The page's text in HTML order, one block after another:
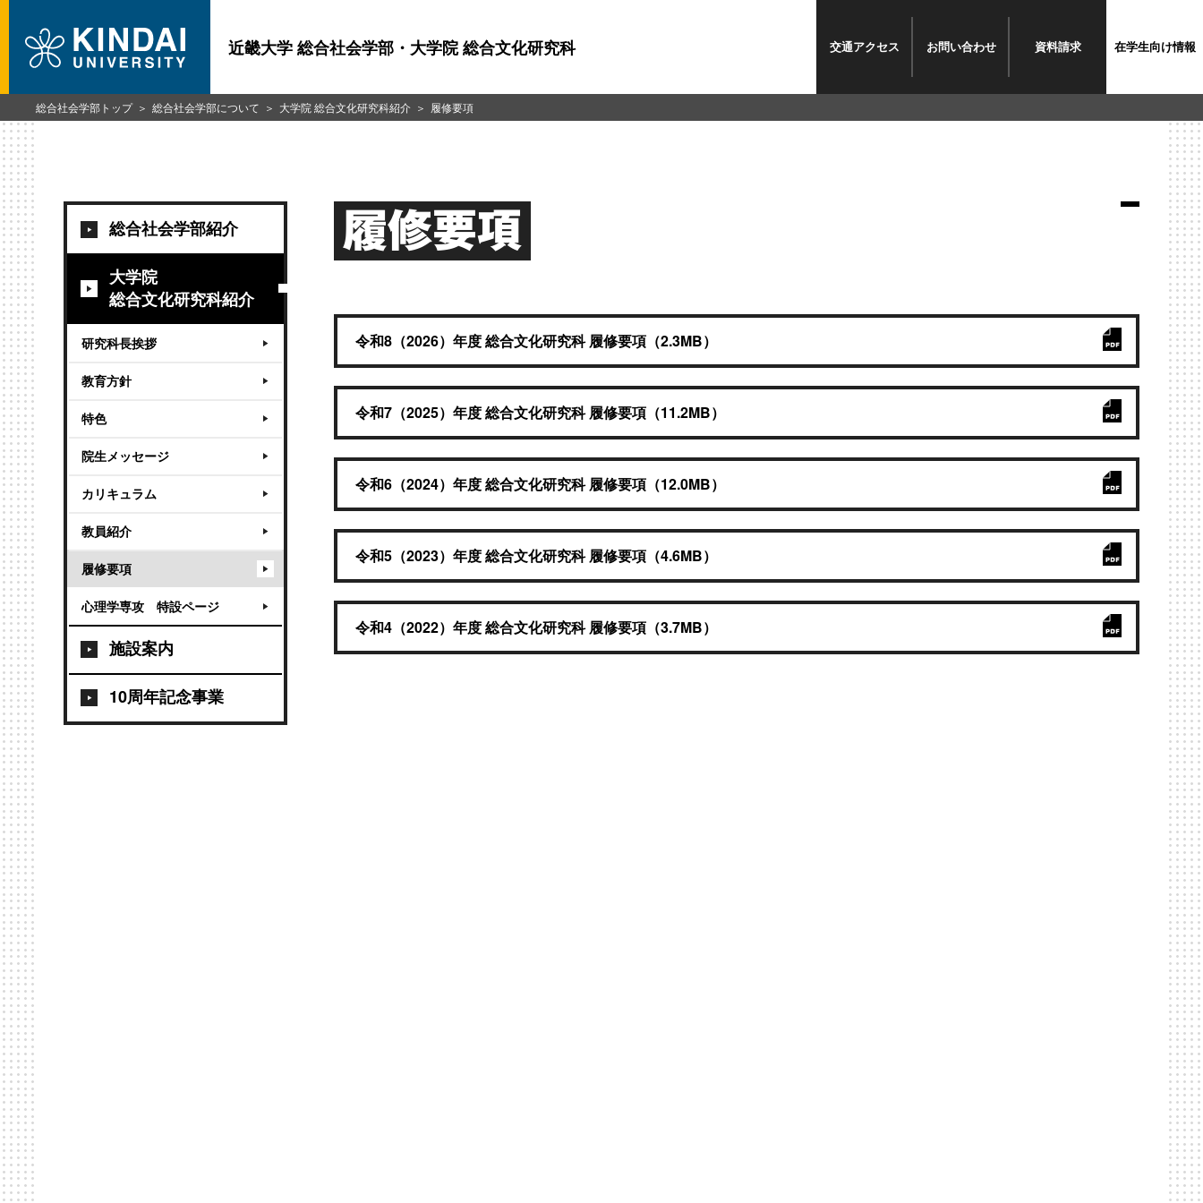
近畿大学 総合社会学部・大学院 総合文化研究科 交通アクセス お問い合わせ 資料請求 在学生向け情報
総合社会学部紹介
大学院
総合文化研究科紹介
研究科長挨拶
教育方針
特色
院生メッセージ
カリキュラム
教員紹介
履修要項
心理学専攻 特設ページ
施設案内
10周年記念事業
履修要項
令和8（2026）年度 総合文化研究科 履修要項（2.3MB）
令和7（2025）年度 総合文化研究科 履修要項（11.2MB）
令和6（2024）年度 総合文化研究科 履修要項（12.0MB）
令和5（2023）年度 総合文化研究科 履修要項（4.6MB）
令和4（2022）年度 総合文化研究科 履修要項（3.7MB）
総合社会学部トップ 総合社会学部について 大学院 総合文化研究科紹介 履修要項